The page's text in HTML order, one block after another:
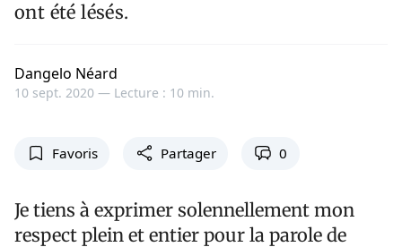
ont été lésés.
Dangelo Néard
10 sept. 2020 — Lecture : 10 min.
Favoris Partager 0
Je tiens à exprimer solennellement mon
respect plein et entier pour la parole de